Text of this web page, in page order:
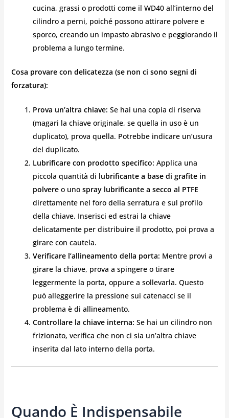
cucina, grassi o prodotti come il WD40 all’interno del
cilindro a perni, poiché possono attirare polvere e
sporco, creando un impasto abrasivo e peggiorando il
problema a lungo termine.
Cosa provare con delicatezza (se non ci sono segni di
forzatura):
Prova un’altra chiave: Se hai una copia di riserva
(magari la chiave originale, se quella in uso è un
duplicato), prova quella. Potrebbe indicare un’usura
del duplicato.
Lubrificare con prodotto specifico: Applica una
piccola quantità di lubrificante a base di grafite in
polvereo uno spray lubrificante a secco al PTFE
direttamente nel foro della serratura e sul profilo
della chiave. Inserisci ed estrai la chiave
delicatamente per distribuire il prodotto, poi prova a
girare con cautela.
Verificare l’allineamento della porta: Mentre provi a
girare la chiave, prova a spingere o tirare
leggermente la porta, oppure a sollevarla. Questo
può alleggerire la pressione sui catenacci se il
problema è di allineamento.
Controllare la chiave interna: Se hai un cilindro non
frizionato, verifica che non ci sia un’altra chiave
inserita dal lato interno della porta.
Quando È Indispensabile